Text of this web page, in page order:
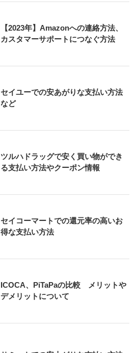
【2023年】Amazonへの連絡方法、
カスタマーサポートにつなぐ方法
セイユーでの安あがりな支払い方法
など
ツルハドラッグで安く買い物ができ
る支払い方法やクーポン情報
セイコーマートでの還元率の高いお
得な支払い方法
ICOCA、PiTaPaの比較 メリットや
デメリットについて